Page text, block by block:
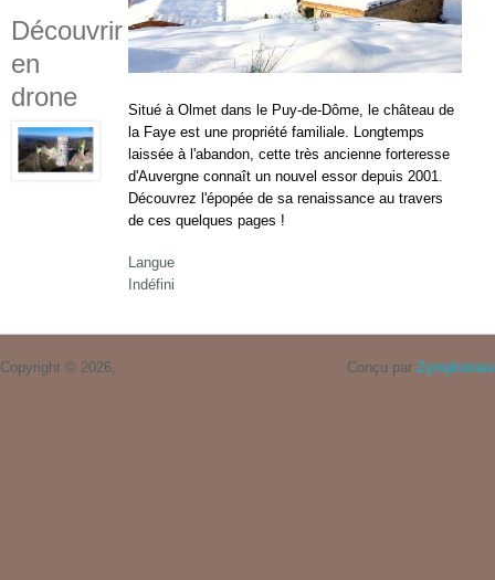
Situé à Olmet dans le Puy-de-Dôme, le château de
la Faye est une propriété familiale. Longtemps
laissée à l'abandon, cette très ancienne forteresse
d'Auvergne connaît un nouvel essor depuis 2001.
Découvrez l'épopée de sa renaissance au travers
de ces quelques pages !
Langue
Indéfini
Découvrir
en
drone
Copyright © 2026, Conçu par Zymphonies